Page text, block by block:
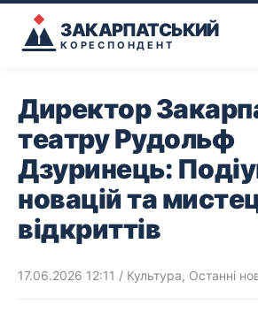
ЗАКАРПАТСЬКИЙ
КОРЕСПОНДЕНТ
Директор
театру Рудольф
Дзуринець:
новацій та
відкриттів
17.06.2026 12:11 / Культура, Останні